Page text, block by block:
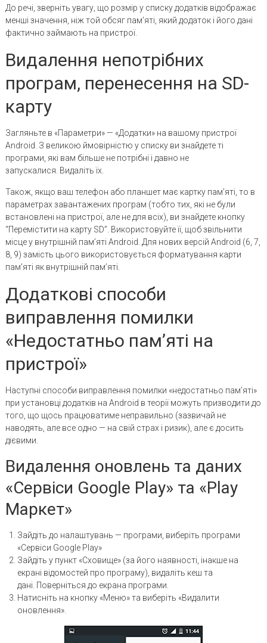
До речі, зверніть увагу, що розмір у списку додатків відображає
менші значення, ніж той обсяг пам’яті, який додаток і його дані
фактично займають на пристрої.
Видалення непотрібних
програм, перенесення на SD-
карту
Загляньте в «Параметри» — «Додатки» на вашому пристрої
Android. З великою ймовірністю у списку ви знайдете ті
програми, які вам більше не потрібні і давно не
запускалися. Видаліть їх.
Також, якщо ваш телефон або планшет має картку пам’яті, то в
параметрах завантажених програм (тобто тих, які не були
встановлені на пристрої, але не для всіх), ви знайдете кнопку
“Перемістити на карту SD”. Використовуйте її, щоб звільнити
місце у внутрішній пам’яті Android. Для нових версій Android (6, 7,
8, 9) замість цього використовується форматування карти
пам’яті як внутрішній пам’яті.
Додаткові способи
виправлення помилки
«Недостатньо пам’яті на
пристрої»
Наступні способи виправлення помилки «недостатньо пам’яті»
при установці додатків на Android в теорії можуть призводити до
того, що щось працюватиме неправильно (зазвичай не
наводять, але все одно — на свій страх і ризик), але є досить
дієвими.
Видалення оновлень та даних
«Сервіси Google Play» та «Play
Маркет»
Зайдіть до налаштувань — програми, виберіть програми
«Сервіси Google Play»
Зайдіть у пункт «Сховище» (за його наявності, інакше на
екрані відомостей про програму), видаліть кеш та
дані. Поверніться до екрана програми.
Натисніть на кнопку «Меню» та виберіть «Видалити
оновлення».